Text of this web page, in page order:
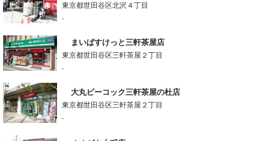
東京都世田谷区北沢４丁目
-
まいばすけっと三軒茶屋店
東京都世田谷区三軒茶屋２丁目
-
大丸ピーコック三軒茶屋の杜店
東京都世田谷区三軒茶屋２丁目
-